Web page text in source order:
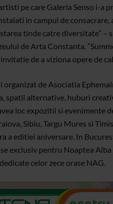
pe care Galeria Senso i-a
in campul de
tinde catre diversitate” –
de Arta Constanta.
de a viziona opere de
organizat de Asociatia
spatii alternative, huburi
loc expozitii si evenimente
Sibiu, Targu Mures si
a editiei aniversare. In
exclusiv pentru Noaptea
celor zece orase NAG.